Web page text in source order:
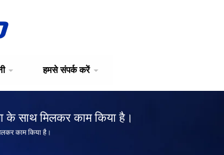
हमसे संपर्क करें
के साथ मिलकर काम किया है।
काम किया है।